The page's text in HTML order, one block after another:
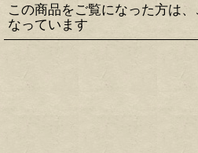
この商品をご覧になった方は
なっています